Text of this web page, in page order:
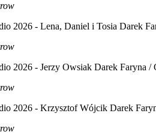
2026 - Lena, Daniel i Tosia Darek
2026 - Jerzy Owsiak Darek Faryna /
2026 - Krzysztof Wójcik Darek